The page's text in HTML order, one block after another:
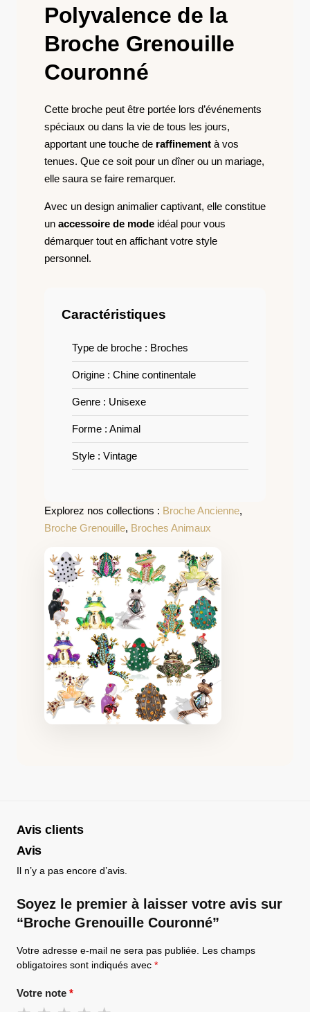
Polyvalence de la
Broche Grenouille
Couronné
Cette broche peut être portée lors d’événements
spéciaux ou dans la vie de tous les jours,
apportant une touche de raffinement à vos
tenues. Que ce soit pour un dîner ou un mariage,
elle saura se faire remarquer.
Avec un design animalier captivant, elle constitue
un accessoire de mode idéal pour vous
démarquer tout en affichant votre style
personnel.
Caractéristiques
Type de broche : Broches
Origine : Chine continentale
Genre : Unisexe
Forme : Animal
Style : Vintage
Explorez nos collections : Broche Ancienne,
Broche Grenouille, Broches Animaux
Avis clients
Avis
Il n’y a pas encore d’avis.
Soyez le premier à laisser votre avis sur
“Broche Grenouille Couronné”
Votre adresse e-mail ne sera pas publiée. Les champs
obligatoires sont indiqués avec *
Votre note *